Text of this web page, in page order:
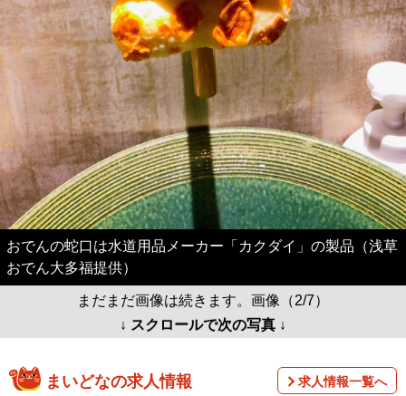
おでんの蛇口は水道用品メーカー「カクダイ」の製品（浅草
おでん大多福提供）
まだまだ画像は続きます。画像（2/7）
↓ スクロールで次の写真 ↓
まいどなの求人情報 求人情報一覧へ